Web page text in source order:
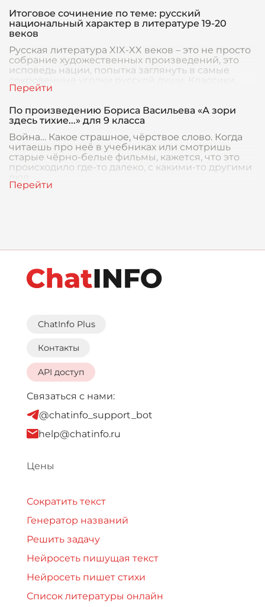
Итоговое сочинение по теме: русский
национальный характер в литературе 19-20
веков
Русская литература XIX-XX веков – это не просто
собрание художественных произведений, это
исповедь нации, попытка заглянуть в самые
сокровенные уголки русской души. Классики,
словн
По произведению Бориса Васильева «А зори
здесь тихие...» для 9 класса
Война… Какое страшное, чёрствое слово. Когда
читаешь про неё в учебниках или смотришь
старые чёрно-белые фильмы, кажется, что это
происходило где-то далеко, с какими-то другими
ChatInfo Plus
Контакты
API доступ
Связаться с нами:
@chatinfo_support_bot
help@chatinfo.ru
Цены
Сократить текст
Генератор названий
Решить задачу
Нейросеть пишущая текст
Нейросеть пишет стихи
Список литературы онлайн